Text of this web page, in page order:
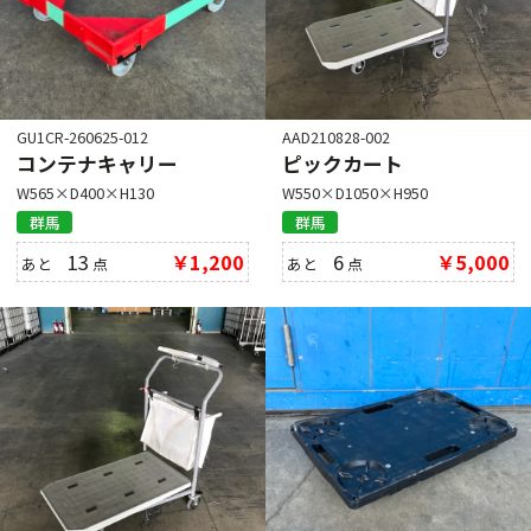
GU1CR-260625-012
コンテナキャリー
W565×D400×H130
群馬
あと 13 点 ￥1,200
AAD210828-002
ピックカート
W550×D1050×H950
群馬
あと 6 点 ￥5,000